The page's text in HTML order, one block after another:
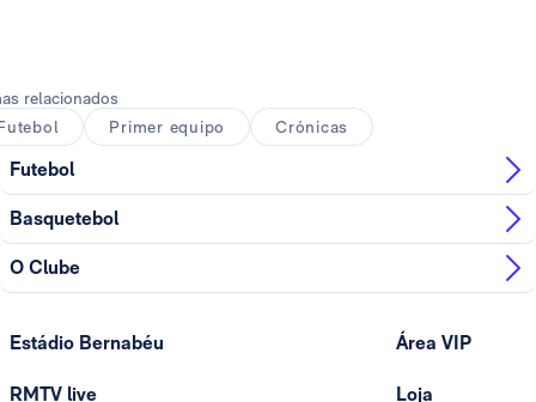
relacionados
Primer equipo Crónicas
Futebol
Basquetebol
O Clube
Estádio Bernabéu
RMTV live
Área VIP
Loja